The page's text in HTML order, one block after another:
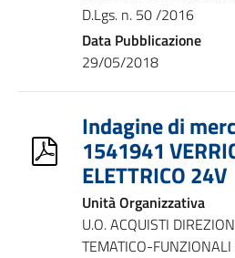
D.Lgs. n. 50 /2016
Data Pubblicazione
29/05/2018
Indagine di
1541941
ELETTRICO 24V
Unità Organizzativa
U.O. ACQUISTI
TEMATICO-